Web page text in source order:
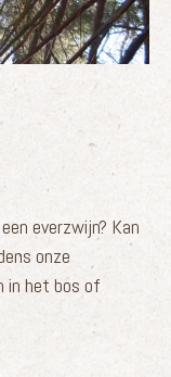
everzwijn? Kan
onze
in het bos of